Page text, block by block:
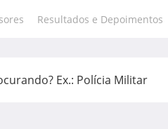
Resultados e Depoimentos